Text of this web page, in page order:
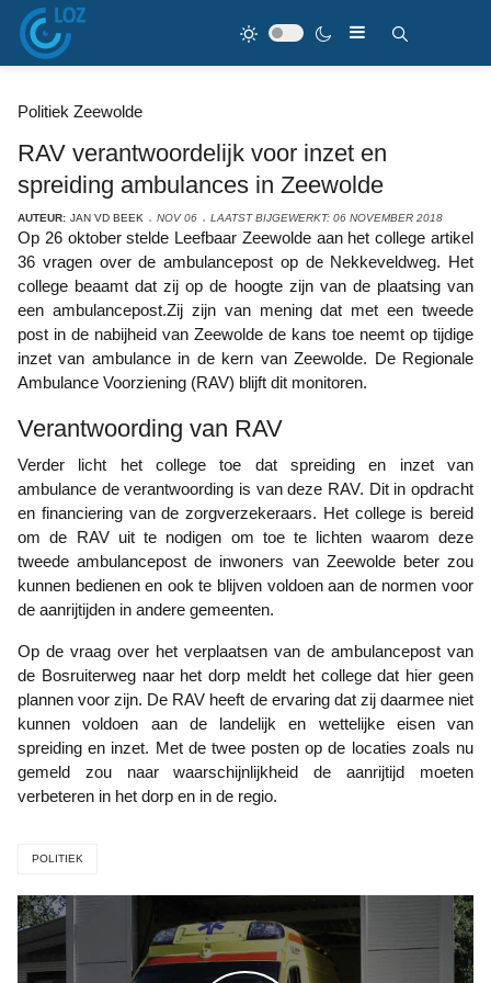
Politiek Zeewolde
RAV verantwoordelijk voor inzet en
spreiding ambulances in Zeewolde
AUTEUR: JAN VD BEEK NOV 06 LAATST BIJGEWERKT: 06 NOVEMBER 2018
Op 26 oktober stelde Leefbaar Zeewolde aan het college artikel
36 vragen over de ambulancepost op de Nekkeveldweg. Het
college beaamt dat zij op de hoogte zijn van de plaatsing van
een ambulancepost.Zij zijn van mening dat met een tweede
post in de nabijheid van Zeewolde de kans toe neemt op tijdige
inzet van ambulance in de kern van Zeewolde. De Regionale
Ambulance Voorziening (RAV) blijft dit monitoren.
Verantwoording van RAV
Verder licht het college toe dat spreiding en inzet van
ambulance de verantwoording is van deze RAV. Dit in opdracht
en financiering van de zorgverzekeraars. Het college is bereid
om de RAV uit te nodigen om toe te lichten waarom deze
tweede ambulancepost de inwoners van Zeewolde beter zou
kunnen bedienen en ook te blijven voldoen aan de normen voor
de aanrijtijden in andere gemeenten.
Op de vraag over het verplaatsen van de ambulancepost van
de Bosruiterweg naar het dorp meldt het college dat hier geen
plannen voor zijn. De RAV heeft de ervaring dat zij daarmee niet
kunnen voldoen aan de landelijk en wettelijke eisen van
spreiding en inzet. Met de twee posten op de locaties zoals nu
gemeld zou naar waarschijnlijkheid de aanrijtijd moeten
verbeteren in het dorp en in de regio.
POLITIEK